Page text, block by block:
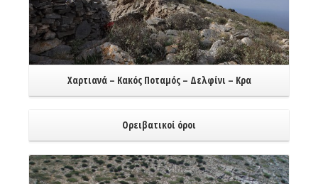
Χαρτιανά – Κακός Ποταμός – Δελφίνι – Κρα
Ορειβατικοί όροι